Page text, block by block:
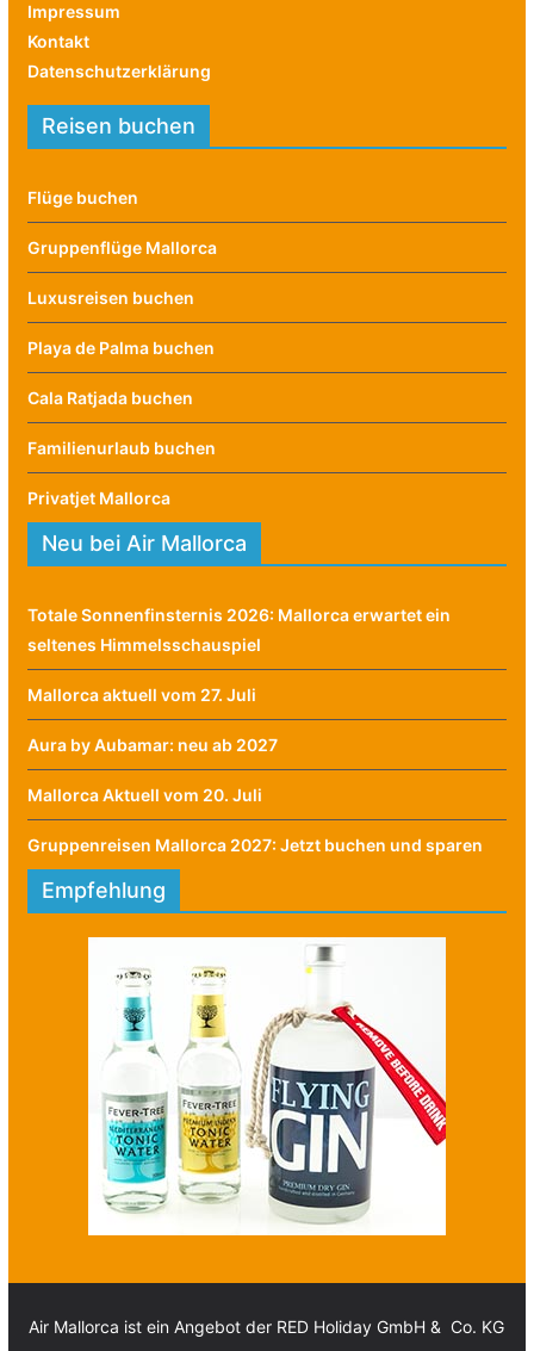
Impressum
Kontakt
Datenschutzerklärung
Reisen buchen
Flüge buchen
Gruppenflüge Mallorca
Luxusreisen buchen
Playa de Palma buchen
Cala Ratjada buchen
Familienurlaub buchen
Privatjet Mallorca
Neu bei Air Mallorca
Totale Sonnenfinsternis 2026: Mallorca erwartet ein
seltenes Himmelsschauspiel
Mallorca aktuell vom 27. Juli
Aura by Aubamar: neu ab 2027
Mallorca Aktuell vom 20. Juli
Gruppenreisen Mallorca 2027: Jetzt buchen und sparen
Empfehlung
Air Mallorca ist ein Angebot der RED Holiday GmbH & Co. KG